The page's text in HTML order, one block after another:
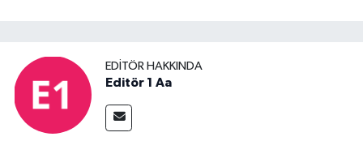
EDITÖR HAKKINDA
Editör 1 Aa